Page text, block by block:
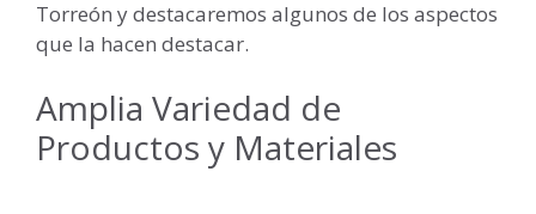
Torreón y destacaremos algunos de los aspectos
que la hacen destacar.
Amplia Variedad de
Productos y Materiales